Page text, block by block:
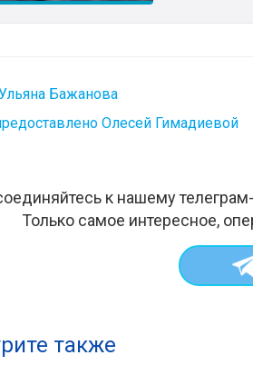
Бажанова
Олесей Гимадиевой
к нашему
Только самое интересное,
также